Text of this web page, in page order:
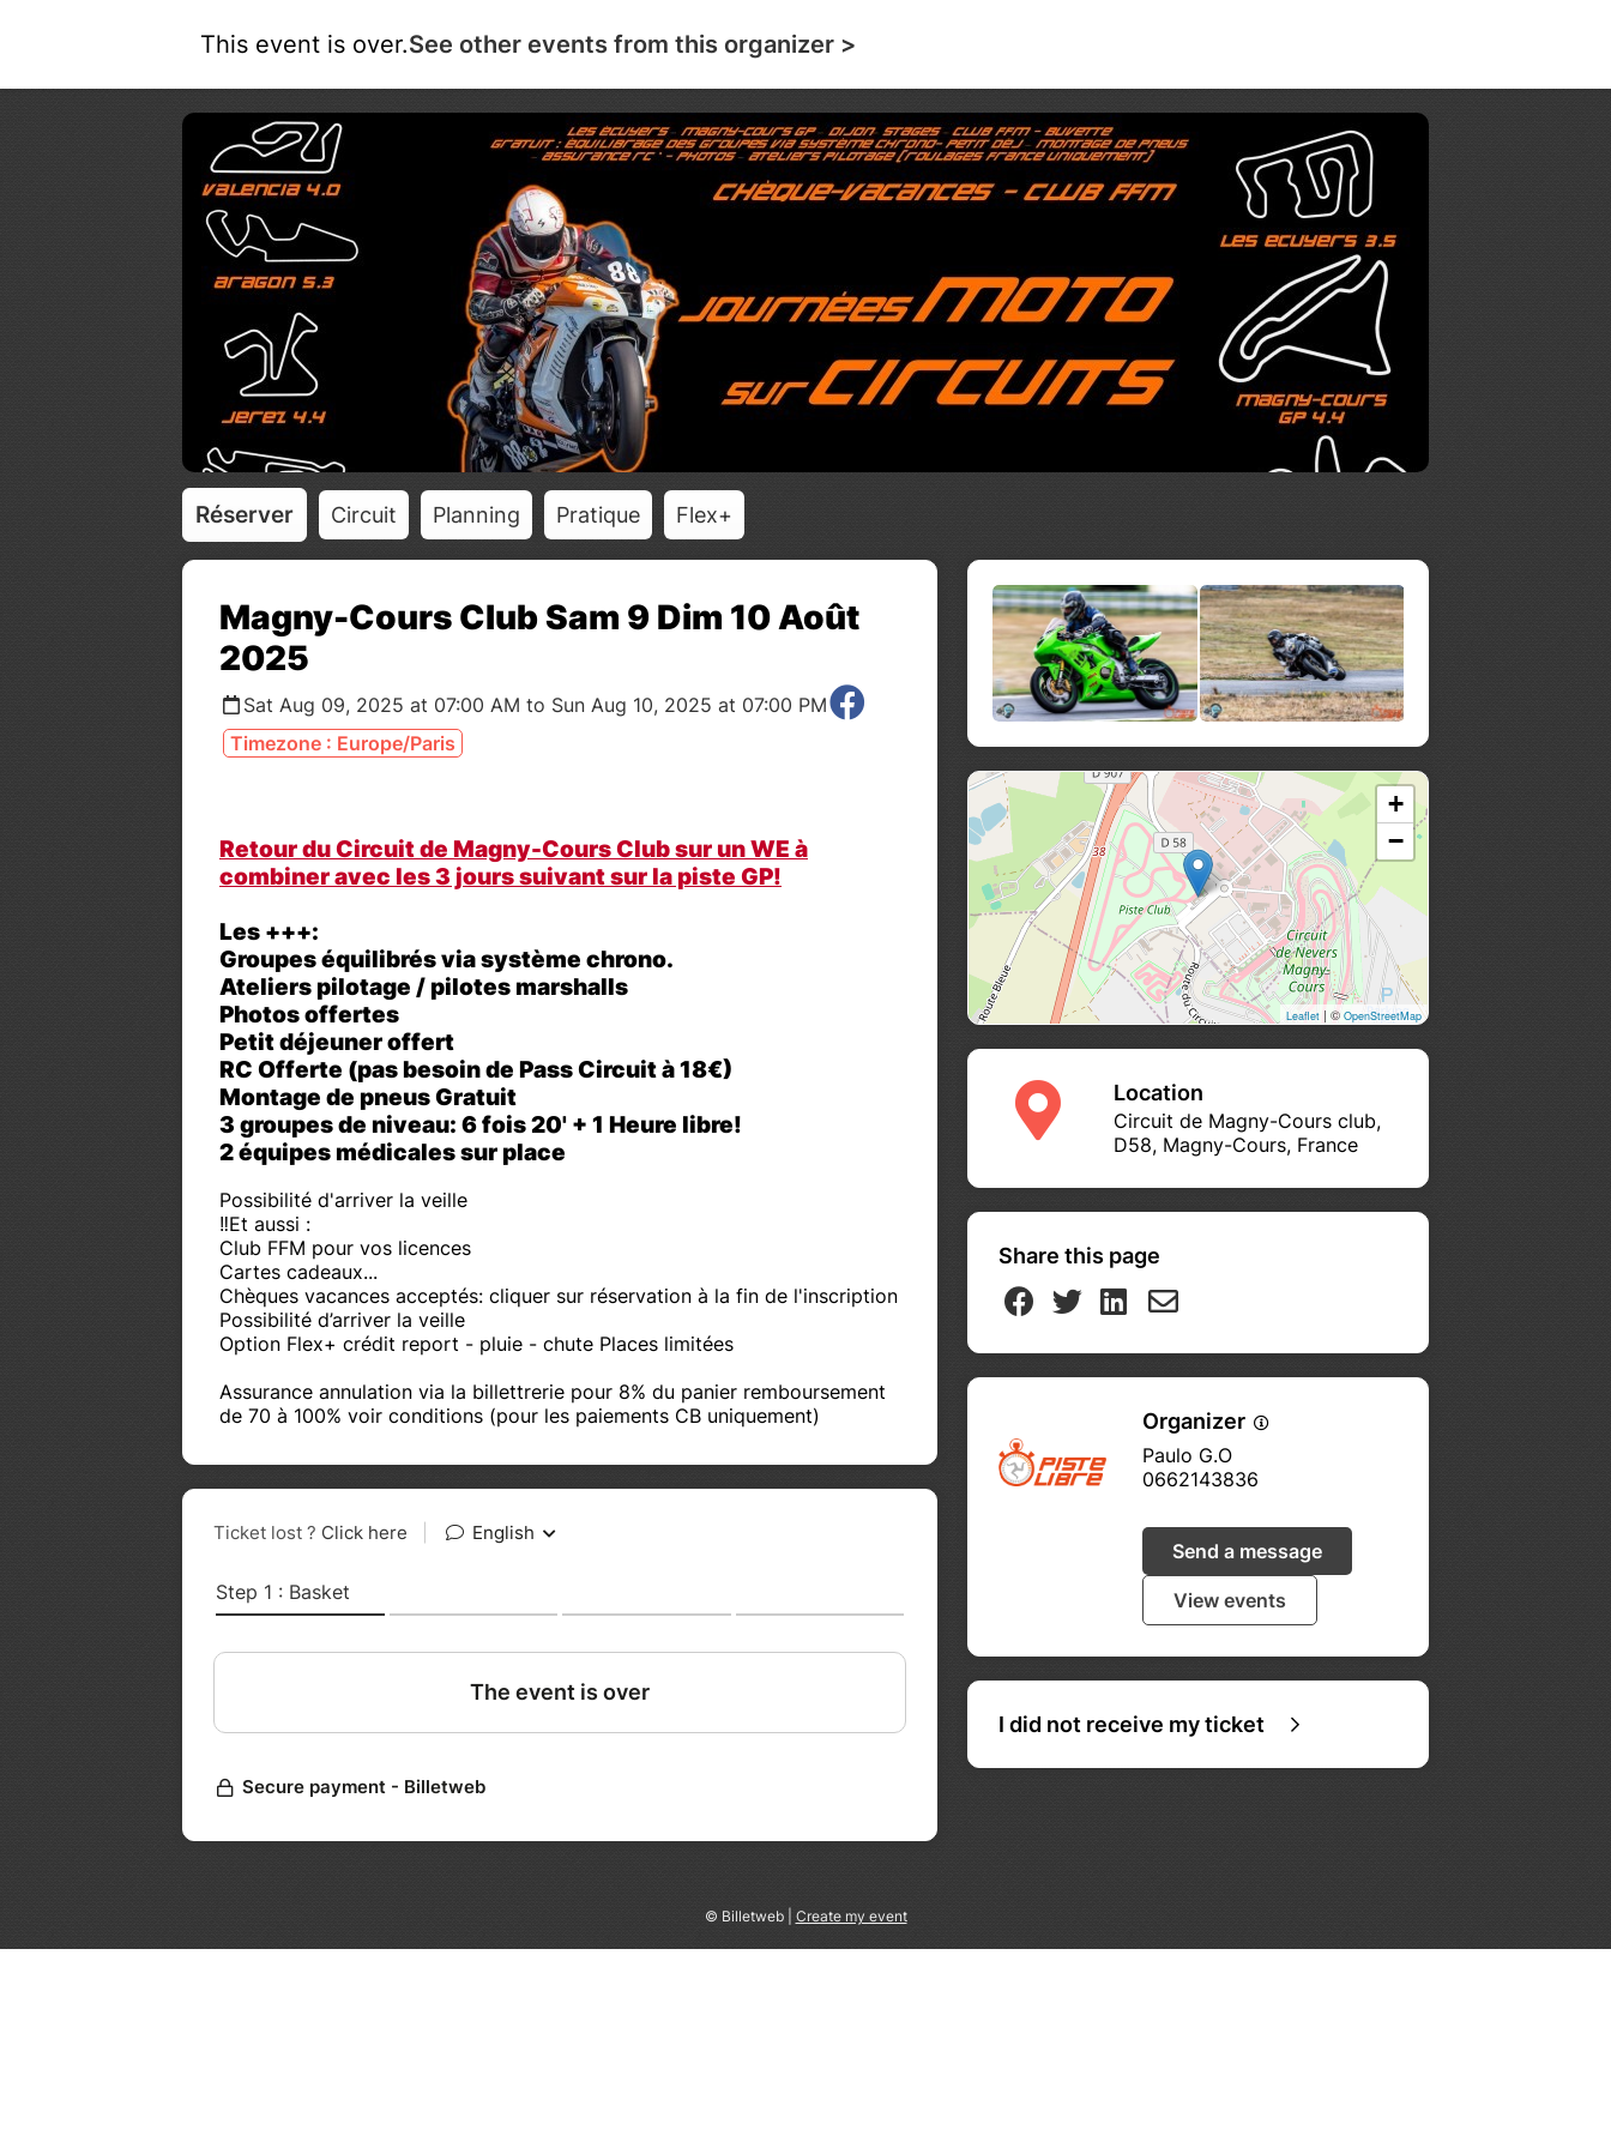
This event is over.See other events from this organizer >
Réserver Circuit Planning Pratique Flex+
Magny-Cours Club Sam 9 Dim 10 Août
2025
Sat Aug 09, 2025 at 07:00 AM to Sun Aug 10, 2025 at 07:00 PM
Timezone : Europe/Paris
Retour du Circuit de Magny-Cours Club sur un WE à
combiner avec les 3 jours suivant sur la piste GP!
Les +++:
Groupes équilibrés via système chrono.
Ateliers pilotage / pilotes marshalls
Photos offertes
Petit déjeuner offert
RC Offerte (pas besoin de Pass Circuit à 18€)
Montage de pneus Gratuit
3 groupes de niveau: 6 fois 20' + 1 Heure libre!
2 équipes médicales sur place
Possibilité d'arriver la veille
‼️Et aussi :
Club FFM pour vos licences
Cartes cadeaux...
Chèques vacances acceptés: cliquer sur réservation à la fin de l'inscription
Possibilité d’arriver la veille
Option Flex+ crédit report - pluie - chute Places limitées
Assurance annulation via la billettrerie pour 8% du panier remboursement
de 70 à 100% voir conditions (pour les paiements CB uniquement)
+
−
Leaflet | © OpenStreetMap
Location
Circuit de Magny-Cours club,
D58, Magny-Cours, France
Share this page
Organizer
Paulo G.O
0662143836
Send a message
View events
I did not receive my ticket
© Billetweb | Create my event